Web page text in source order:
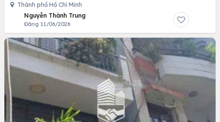
Thành phố Hồ Chí Minh
Nguyễn Thành Trung
Đăng 11/06/2026